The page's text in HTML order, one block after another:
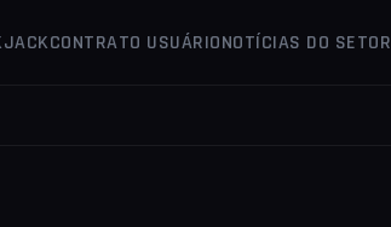
CONTRATO USUÁRIONOTÍCIAS DO SETOR